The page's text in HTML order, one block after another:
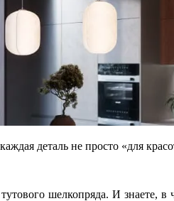
деталь не просто «для
шелкопряда. И знаете,